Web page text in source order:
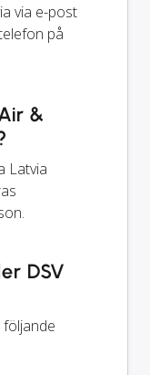
via e-post
på
&
Latvia
DSV
följande